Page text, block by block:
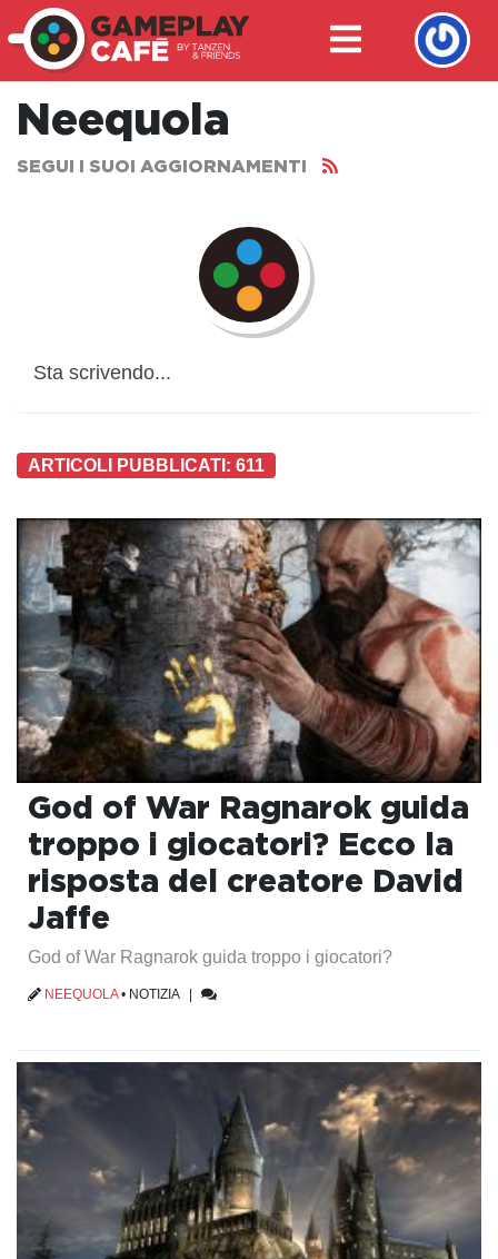
Neequola
SEGUI I SUOI AGGIORNAMENTI
Sta scrivendo...
ARTICOLI PUBBLICATI: 611
God of War Ragnarok guida
troppo i giocatori? Ecco la
risposta del creatore David
Jaffe
God of War Ragnarok guida troppo i giocatori?
NEEQUOLA• NOTIZIA|